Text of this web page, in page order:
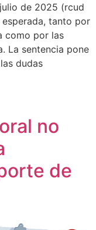
de 2025 (rcud
tanto por
como por las
La sentencia pone
dudas
no
de